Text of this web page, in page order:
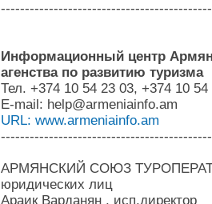
Информационный центр
агенства по развитию туризма
Тел. +374 10 54 23 03, +374 10 54
E-mail: help@armeniainfo.am
URL: www.armeniainfo.am
АРМЯНСКИЙ СОЮЗ
юридических лиц
Араик Варданян , исп.директор